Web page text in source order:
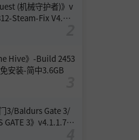
(机械守护者)》v
Steam-Fix V4.联
体
Hive》-Build 2453
安装-简中3.6GB
3/Baldurs Gate 3/
GATE 3》v4.1.1.739
24532579官中免安